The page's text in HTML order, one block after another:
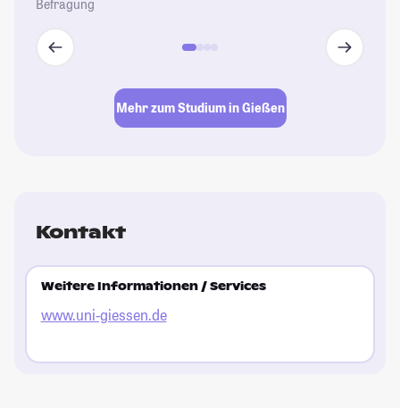
Befragung
Mehr zum Studium in Gießen
Kontakt
Weitere Informationen / Services
www.uni-giessen.de